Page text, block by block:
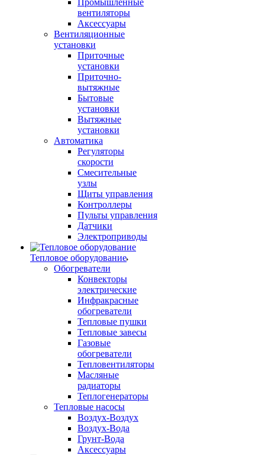
Промышленные
вентиляторы
Аксессуары
Вентиляционные
установки
Приточные
установки
Приточно-
вытяжные
Бытовые
установки
Вытяжные
установки
Автоматика
Регуляторы
скорости
Смесительные
узлы
Щиты управления
Контроллеры
Пульты управления
Датчики
Электроприводы
Тепловое оборудование
Обогреватели
Конвекторы
электрические
Инфракрасные
обогреватели
Тепловые пушки
Тепловые завесы
Газовые
обогреватели
Тепловентиляторы
Масляные
радиаторы
Теплогенераторы
Тепловые насосы
Воздух-Воздух
Воздух-Вода
Грунт-Вода
Аксессуары